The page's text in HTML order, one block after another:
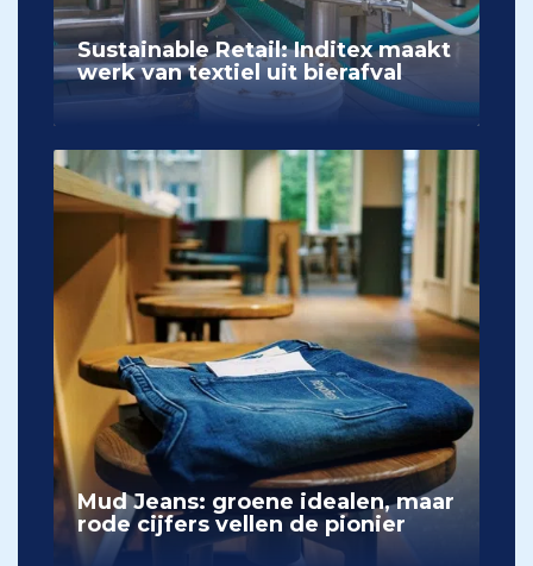
Sustainable Retail: Inditex maakt
werk van textiel uit bierafval
Mud Jeans: groene idealen, maar
rode cijfers vellen de pionier